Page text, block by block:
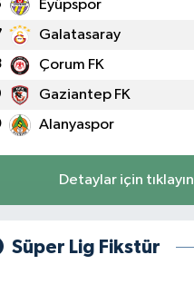
Eyüpspor
Galatasaray
Çorum FK
Gaziantep FK
Alanyaspor
Detaylar için tıklayın
Süper Lig Fikstür